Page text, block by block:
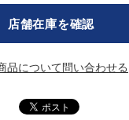
店舗在庫を確認
品について問い合わせる